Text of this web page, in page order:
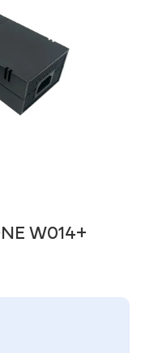
W014+